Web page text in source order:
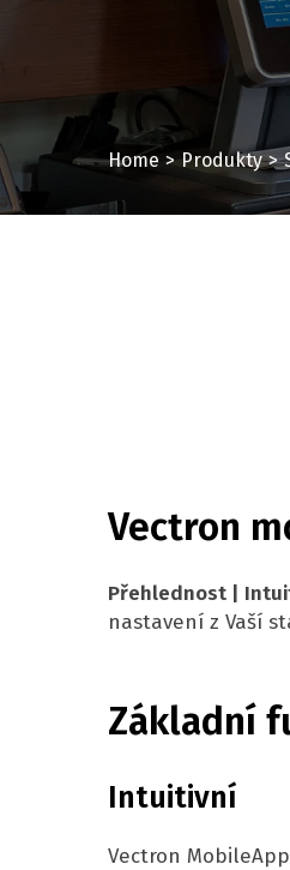
Home Produkty
Vectron
Přehlednost |
nastavení z Vaší
Základní
Intuitivní
Vectron